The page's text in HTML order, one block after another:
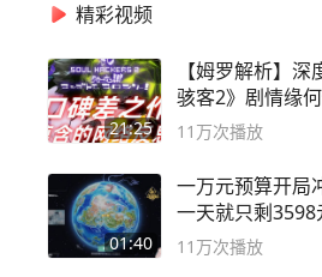
精彩视频
21:25
【姆罗解析】
骇客2》剧情缘
11万次播放
01:40
一万元预算开局
一天就只剩3598
海
11万次播放